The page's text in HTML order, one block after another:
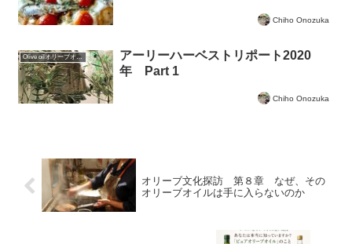
Chiho Onozuka
Olive oilオリーブオイルについて
アーリーハーベストリポート2020
年 Part 1
Chiho Onozuka
オリーブ文化探訪 第８章 なぜ、その
オリーブオイルは手に入らないのか